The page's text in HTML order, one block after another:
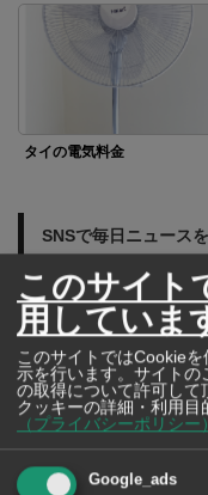
タイの電気料金
SNSで毎日ニュース
このサイト
用していま
このサイトではCookie
示を行います。サイトの
の取得について許可して
クッキーの詳細・利用
（プライバシーポリシー）
Google_ads